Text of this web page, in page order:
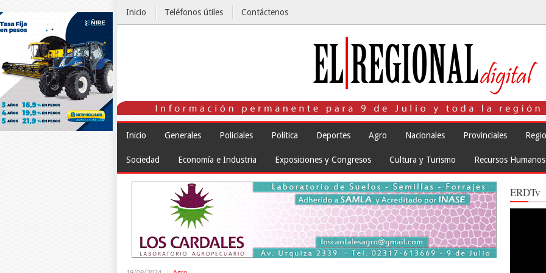
Inicio Teléfonos útiles Contáctenos
Inicio Generales Policiales Política Deportes Agro Nacionales Provinciales
Sociedad Economía e Industria Exposiciones y Congresos Cultura y Turismo Recursos Humanos
ERDTv